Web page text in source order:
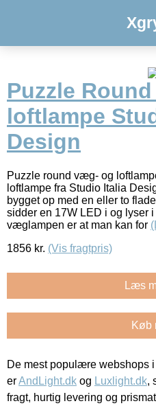
Puzzle
loftlampe
Design
Puzzle round væg- og
loftlampe fra Studio Italia
bygget op med en eller to
sidder en 17W LED i og lyser
væglampen er at man kan for
1856 kr. (Vis fragtpris)
Læs
Køb
De mest populære webshops
erAndLight.dk og Luxlight.dk,
fragt, hurtig levering og